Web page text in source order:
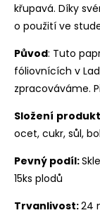
křupavá. Díky
o použití ve
Původ: Tuto
fóliovnících v
zpracováváme.
Složení
ocet, cukr, sůl,
Pevný podíl:
15ks plodů
Trvanlivost:24